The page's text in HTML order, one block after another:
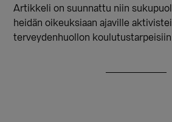
Artikkeli on suunnattu niin
heidän oikeuksiaan ajaville
terveydenhuollon